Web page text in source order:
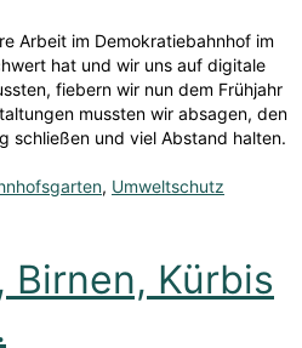
Arbeit im Demokratiebahnhof im
hat und wir uns auf digitale
fiebern wir nun dem Frühjahr
mussten wir absagen, den
schließen und viel Abstand halten.
, Umweltschutz
Birnen, Kürbis